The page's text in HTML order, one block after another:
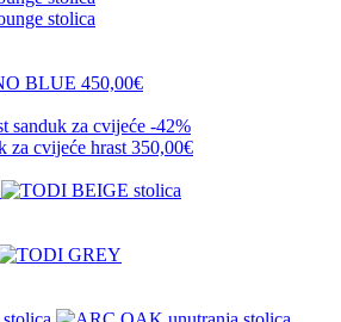
BLUE 450,00€
-42%
za cvijeće hrast 350,00€